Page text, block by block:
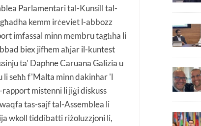
Parlamentari tal-Kunsill tal-
kemm irċeviet l-abbozz
imfassal minn membru tagħha li
biex jifhem aħjar il-kuntest
ta' Daphne Caruana Galizia u
li seħħ f'Malta minn dakinhar 'l
mistenni li jiġi diskuss
tas-sajf tal-Assemblea li
wkoll tiddibatti riżoluzzjoni li,